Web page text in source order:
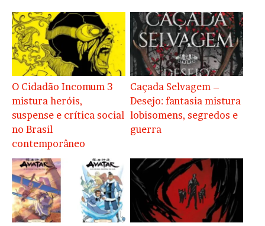
O Cidadão Incomum 3
mistura heróis,
suspense e crítica social
no Brasil
contemporâneo
Caçada Selvagem –
Desejo: fantasia mistura
lobisomens, segredos e
guerra